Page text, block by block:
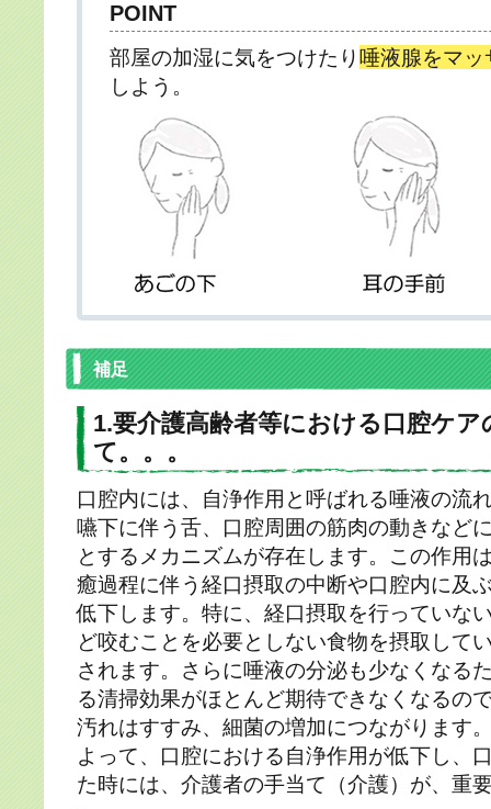
POINT
部屋の加湿に気をつけたり唾液腺をマッ
しよう。
補足
1.要介護高齢者等における口腔ケ
て。。。
口腔内には、自浄作用と呼ばれる唾液の流
嚥下に伴う舌、口腔周囲の筋肉の動きなど
とするメカニズムが存在します。この作用
癒過程に伴う経口摂取の中断や口腔内に及
低下します。特に、経口摂取を行っていな
ど咬むことを必要としない食物を摂取して
されます。さらに唾液の分泌も少なくなる
る清掃効果がほとんど期待できなくなるの
汚れはすすみ、細菌の増加につながります
よって、口腔における自浄作用が低下し、
た時には、介護者の手当て（介護）が、重